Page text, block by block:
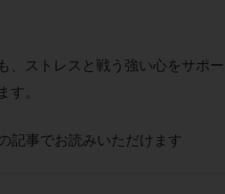
、ストレスと戦う強い心をサポー
。
記事でお読みいただけます